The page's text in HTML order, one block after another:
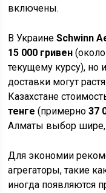
включены.
В УкраинеSchwinn
15 000 гривен
текущему курсу), но
доставки могут
Казахстане
тенге (примерно37
Алматы выбор
Для экономии
агрегаторы, такие
иногда появляются